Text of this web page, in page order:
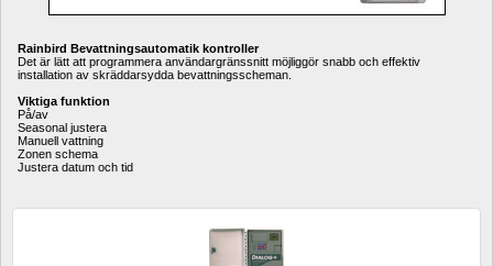
Rainbird Bevattningsautomatik kontroller
Det är lätt att programmera användargränssnitt möjliggör snabb och effektiv
installation av skräddarsydda bevattningsscheman.
Viktiga funktion
På/av
Seasonal justera
Manuell vattning
Zonen schema
Justera datum och tid